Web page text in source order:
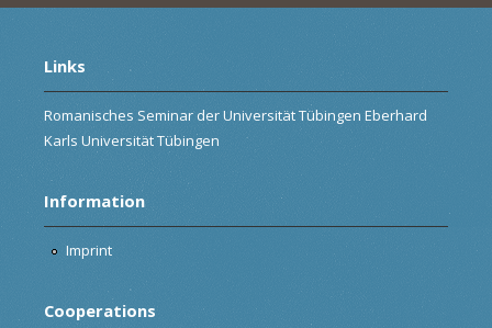
Links
Romanisches Seminar der Universität Tübingen Eberhard
Karls Universität Tübingen
Information
Imprint
Cooperations